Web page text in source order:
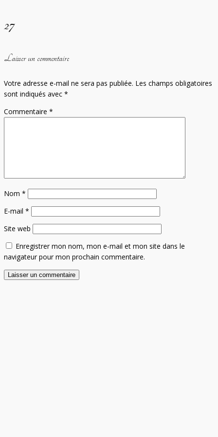
27
Laisser un commentaire
Votre adresse e-mail ne sera pas publiée. Les champs obligatoires
sont indiqués avec *
Commentaire *
Nom *
E-mail *
Site web
Enregistrer mon nom, mon e-mail et mon site dans le
navigateur pour mon prochain commentaire.